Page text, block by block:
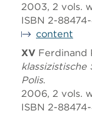
2003, 2 vols.
ISBN 2-
content
XV Ferdinand
Polis.
2006, 2 vols.
ISBN 2-